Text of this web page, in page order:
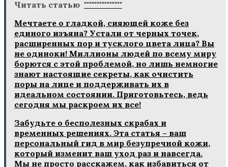
Читать статью """""""""""""""
Мечтаете о гладкой, сияющей коже без
единого изъяна? Устали от черных точек,
расширенных пор и тусклого цвета лица? Вы
не одиноки! Миллионы людей по всему миру
борются с этой проблемой, но лишь немногие
знают настоящие секреты, как очистить
поры на лице и поддерживать их в
идеальном состоянии. Приготовьтесь, ведь
сегодня мы раскроем их все!
Забудьте о бесполезных скрабах и
временных решениях. Эта статья – ваш
персональный гид в мир безупречной кожи,
который изменит ваш уход раз и навсегда.
Мы не просто расскажем, как избавиться от